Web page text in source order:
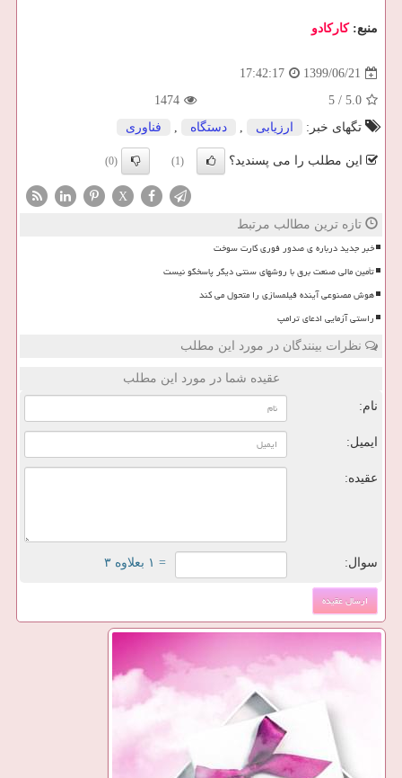
منبع:كاركادو
1399/06/21
17:42:17
5.0
/
5
1474
تگهای خبر:
ارزیابی , دستگاه , فناوری
این مطلب را می پسندید؟ (1)
(0)
X
تازه ترین مطالب مرتبط
خبر جدید درباره ی صدور فوری کارت سوخت
تأمین مالی صنعت برق با روشهای سنتی دیگر پاسخگو نیست
هوش مصنوعی آینده فیلمسازی را متحول می کند
راستی آزمایی ادعای ترامپ
نظرات بینندگان در مورد این مطلب
عقیده شما در مورد این مطلب
نام:
ایمیل:
عقیده:
سوال: = ۱ بعلاوه ۳